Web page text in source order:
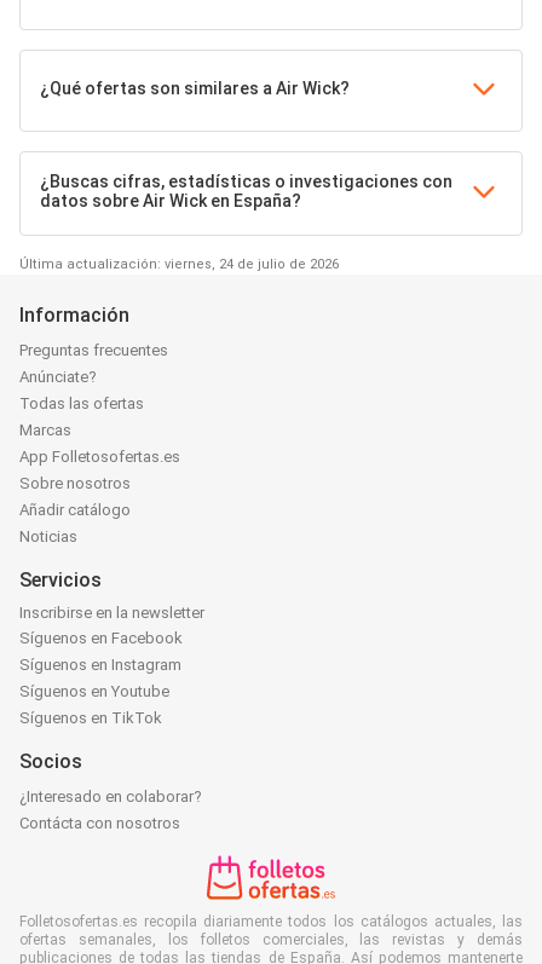
¿Qué ofertas son similares a Air Wick?
¿Buscas cifras, estadísticas o investigaciones con
datos sobre Air Wick en España?
Última actualización: viernes, 24 de julio de 2026
Información
Preguntas frecuentes
Anúnciate?
Todas las ofertas
Marcas
App Folletosofertas.es
Sobre nosotros
Añadir catálogo
Noticias
Servicios
Inscribirse en la newsletter
Síguenos en Facebook
Síguenos en Instagram
Síguenos en Youtube
Síguenos en TikTok
Socios
¿Interesado en colaborar?
Contácta con nosotros
Folletosofertas.es recopila diariamente todos los catálogos actuales, las
ofertas semanales, los folletos comerciales, las revistas y demás
publicaciones de todas las tiendas de España. Así podemos mantenerte